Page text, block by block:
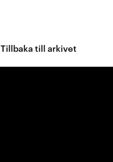
Tillbaka till arkivet